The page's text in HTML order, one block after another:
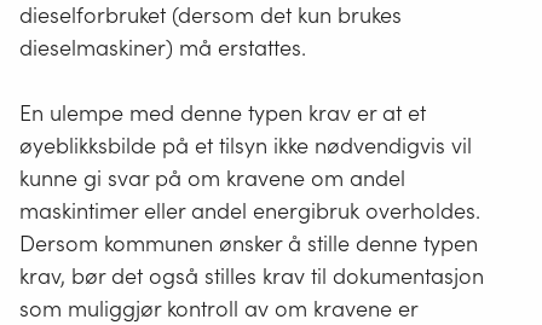
dieselforbruket (dersom det kun brukes
dieselmaskiner) må erstattes.
En ulempe med denne typen krav er at et
øyeblikksbilde på et tilsyn ikke nødvendigvis vil
kunne gi svar på om kravene om andel
maskintimer eller andel energibruk overholdes.
Dersom kommunen ønsker å stille denne typen
krav, bør det også stilles krav til dokumentasjon
som muliggjør kontroll av om kravene er